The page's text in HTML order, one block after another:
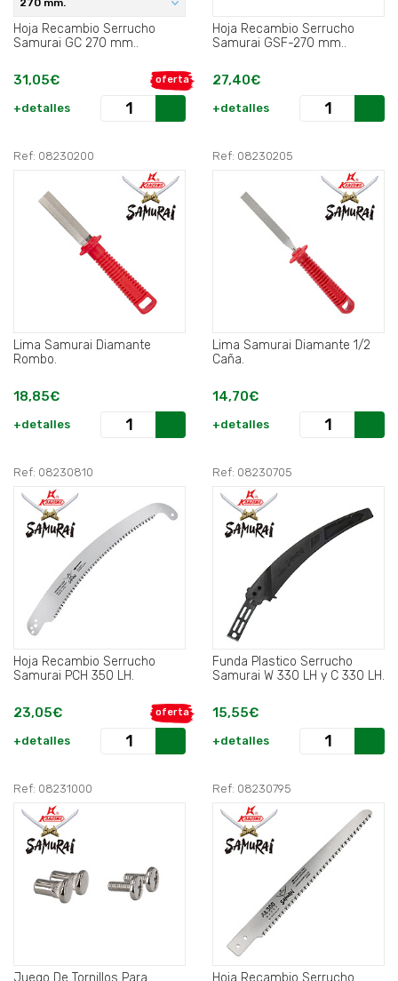
270 mm.
Hoja Recambio Serrucho
Samurai GC 270 mm..
oferta
31,05€
+detalles
Hoja Recambio Serrucho
Samurai GSF-270 mm..
27,40€
+detalles
Ref: 08230200
Lima Samurai Diamante
Rombo.
18,85€
+detalles
Ref: 08230205
Lima Samurai Diamante 1/2
Caña.
14,70€
+detalles
Ref: 08230810
Hoja Recambio Serrucho
Samurai PCH 350 LH.
oferta
23,05€
+detalles
Ref: 08230705
Funda Plastico Serrucho
Samurai W 330 LH y C 330 LH.
15,55€
+detalles
Ref: 08231000 Ref: 08230795